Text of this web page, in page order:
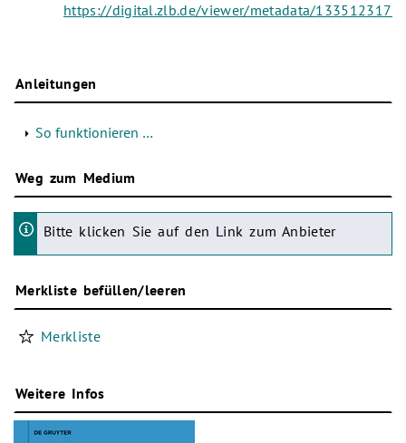
https://digital.zlb.de/viewer/metadata/1335123172/
Anleitungen
So funktionieren …
Weg zum Medium
Bitte klicken Sie auf den Link zum Anbieter
Merkliste befüllen/leeren
Merkliste
Weitere Infos